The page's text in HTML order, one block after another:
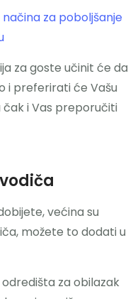
načina za poboljšanje
za goste učinit će da
i preferirati će Vašu
čak i Vas preporučiti
većina su
možete to dodati u
za obilazak